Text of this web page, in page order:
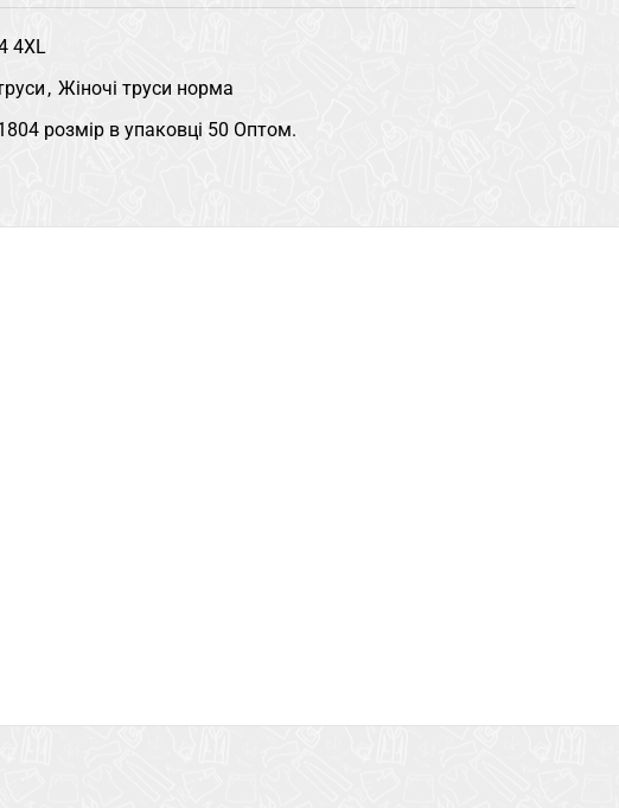
4XL
, Жіночі труси норма
розмір в упаковці 50 Оптом.